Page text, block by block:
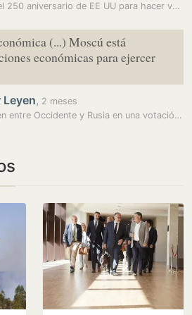
La UE aprovecha el 250 aniversario de EE UU para hacer votos por una…
(...) Moscú está
económicas para ejercer
, 2 meses
Los armenios eligen entre Occidente y Rusia en una votación con…